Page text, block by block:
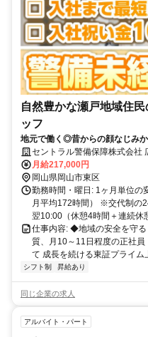
自然豊かな瀬戸地域住
ッフ
地元で働く◎昔からの顔なじみ
×プライム上場企業で安定して働
セントラル警備保障株式会社
月給217,000円
岡山県岡山市東区
勤務時間・曜日: 1ヶ月単位の
月平均172時間） ※交代制の
翌10:00（休憩4時間＋連続休
仕事内容: ◆地域の安全を守
質、月10～11日程度の正社
て 成長を続ける東証プライム
シフト制 昇給あり
同じ企業の求人
アルバイト・パート